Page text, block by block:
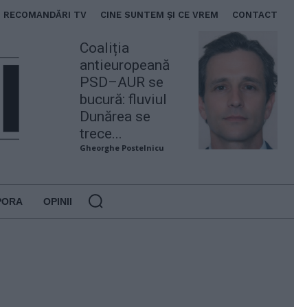
RECOMANDĂRI TV CINE SUNTEM ȘI CE VREM CONTACT
Coaliția
antieuropeană
PSD–AUR se
bucură: fluviul
Dunărea se
trece...
Gheorghe Postelnicu
OPINII